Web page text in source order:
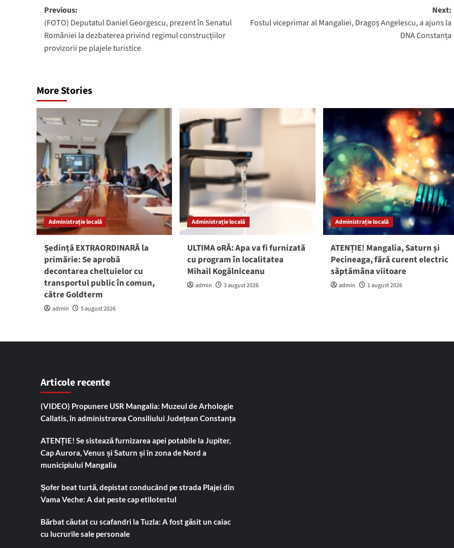
Post
navigation
Previous:
(FOTO) Deputatul Daniel Georgescu, prezent în Senatul
României la dezbaterea privind regimul construcțiilor
provizorii pe plajele turistice
Next:
Fostul viceprimar al Mangaliei, Dragoș Angelescu, a ajuns la
DNA Constanța
More Stories
Administrație locală
Ședință EXTRAORDINARĂ la
primărie: Se aprobă
decontarea cheltuielor cu
transportul public în comun,
către Goldterm
admin 5 august 2026
Administrație locală
ULTIMA oRĂ: Apa va fi furnizată
cu program în localitatea
Mihail Kogălniceanu
admin 3 august 2026
Administrație locală
ATENȚIE! Mangalia, Saturn și
Pecineaga, fără curent electric
săptămâna viitoare
admin 1 august 2026
Articole recente
(VIDEO) Propunere USR Mangalia: Muzeul de Arhologie
Callatis, în administrarea Consiliului Județean Constanța
ATENȚIE! Se sistează furnizarea apei potabile la Jupiter,
Cap Aurora, Venus și Saturn și în zona de Nord a
municipiului Mangalia
Șofer beat turtă, depistat conducând pe strada Plajei din
Vama Veche: A dat peste cap etilotestul
Bărbat căutat cu scafandri la Tuzla: A fost găsit un caiac
cu lucrurile sale personale